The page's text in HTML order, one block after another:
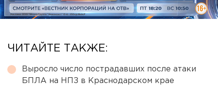
ЧИТАЙТЕ ТАКЖЕ:
Выросло число пострадавших после атаки
БПЛА на НПЗ в Краснодарском крае